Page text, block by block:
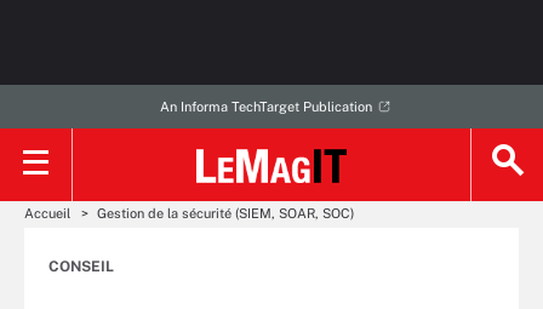
An Informa TechTarget Publication
Accueil Gestion de la sécurité (SIEM, SOAR, SOC)
CONSEIL